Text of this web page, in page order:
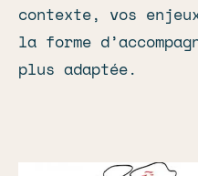
contexte, vos
la forme
plus adaptée.